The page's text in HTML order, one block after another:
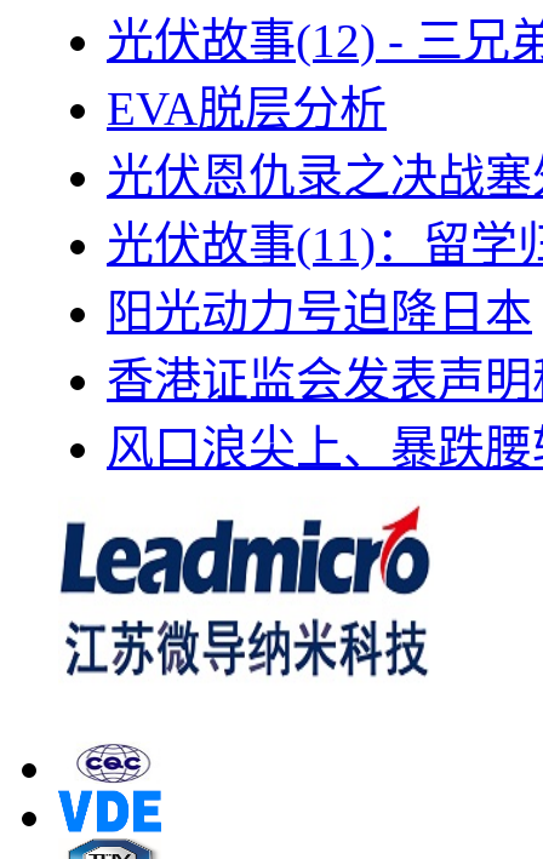
光伏故事(12) - 三兄
EVA脱层分析
光伏恩仇录之决战
光伏故事(11)：留学
阳光动力号迫降日本
香港证监会发表声
风口浪尖上、暴跌